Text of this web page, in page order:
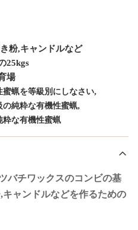
粉,キャンドルなど
25kgs
場
蜜蝋を等級別にしなさい,
の純粋な有機性蜜蝋,
粋な有機性蜜蝋
バチワックスのコンビの基
ャンドルなどを作るための